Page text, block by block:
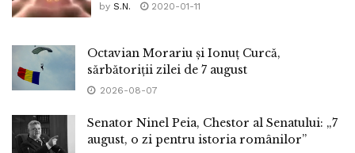
by S.N. 2020-01-11
Octavian Morariu și Ionuț Curcă,
sărbătoriții zilei de 7 august
2026-08-07
Senator Ninel Peia, Chestor al Senatului: „7
august, o zi pentru istoria românilor”